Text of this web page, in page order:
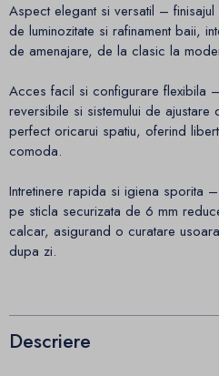
Aspect elegant si versatil –
de luminozitate si rafinament baii,
de amenajare, de la clasic la
Acces facil si configurare flexibila
reversibile si sistemului de
perfect oricarui spatiu, oferind
comoda.
Intretinere rapida si igiena sporita
pe sticla securizata de 6 mm
calcar, asigurand o curatare
dupa zi.
Descriere